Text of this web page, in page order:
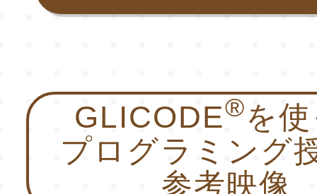
GLICODE®を
プログラミング
参考映像